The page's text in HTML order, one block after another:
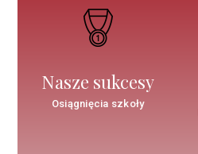
Nasze sukcesy
Osiągnięcia szkoły